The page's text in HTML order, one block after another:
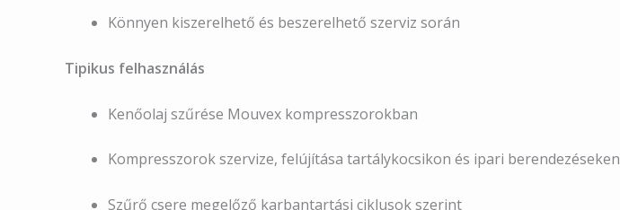
Könnyen kiszerelhető és beszerelhető szerviz során
Tipikus felhasználás
Kenőolaj szűrése Mouvex kompresszorokban
Kompresszorok szervize, felújítása tartálykocsikon és ipari berendezéseken
Szűrő csere megelőző karbantartási ciklusok szerint